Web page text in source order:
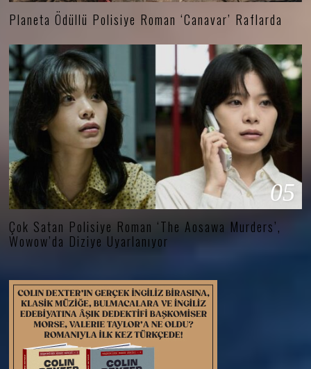
Planeta Ödüllü Polisiye Roman ‘Canavar’ Raflarda
05
Çok Satan Polisiye Roman ‘The Aosawa Murders’,
Wowow’da Diziye Uyarlanıyor